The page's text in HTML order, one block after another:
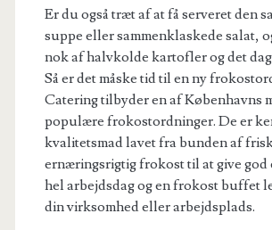
Er du også træt af at få serveret den
suppe eller sammenklaskede salat,
nok af halvkolde kartofler og det
Så er det måske tid til en ny
Catering tilbyder en af Københavns
populære frokostordninger. De er
kvalitetsmad lavet fra bunden af
ernæringsrigtig frokost til at give god
hel arbejdsdag og en frokost buffet
din virksomhed eller arbejdsplads.